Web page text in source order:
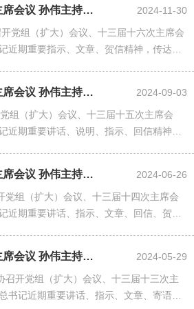
省政协召开党组会议主席会议 孙伟主持并讲话
2024-11-30
党组（扩大）会议、十三届十六次主席会
近期重要指示、文章、贺信精神，传达学
省政协召开党组会议主席会议 孙伟主持并讲话
2024-09-03
组（扩大）会议、十三届十五次主席会
近期重要讲话、说明、指示、回信精神，
省政协召开党组会议主席会议 孙伟主持并讲话
2024-06-26
党组（扩大）会议、十三届十四次主席会
近期重要讲话、指示、文章、回信、贺信
省政协召开党组会议主席会议 孙伟主持并讲话
2024-05-29
召开党组（扩大）会议、十三届十三次主
书记近期重要讲话、指示、文章、寄语、